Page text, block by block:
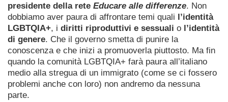
presidente della rete Educare alle differenze. Non
dobbiamo aver paura di affrontare temi quali l’identità
LGBTQIA+, i diritti riproduttivi e sessuali o l’identità
di genere. Che il governo smetta di punire la
conoscenza e che inizi a promuoverla piuttosto. Ma fin
quando la comunità LGBTQIA+ farà paura all’italiano
medio alla stregua di un immigrato (come se ci fossero
problemi anche con loro) non andremo da nessuna
parte.